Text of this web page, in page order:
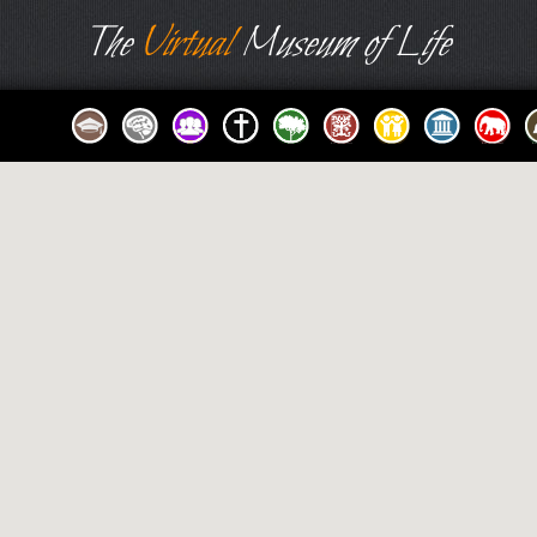
TheVirtualMuseum of Life